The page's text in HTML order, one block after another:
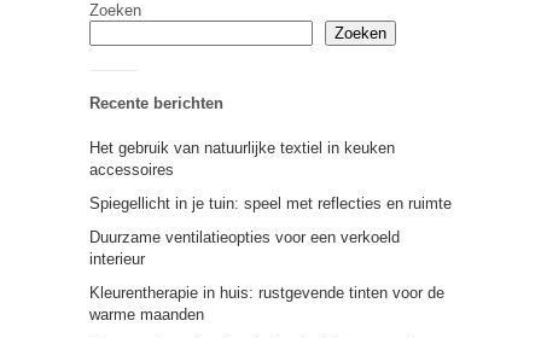
Zoeken
Zoeken
Recente berichten
Het gebruik van natuurlijke textiel in keuken
accessoires
Spiegellicht in je tuin: speel met reflecties en ruimte
Duurzame ventilatieopties voor een verkoeld
interieur
Kleurentherapie in huis: rustgevende tinten voor de
warme maanden